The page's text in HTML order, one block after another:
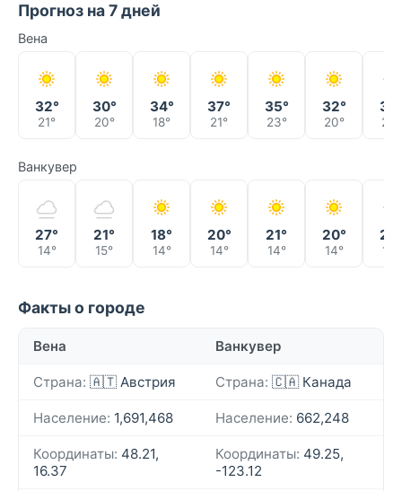
Прогноз на 7 дней
Вена
32°
21°
30°
20°
34°
18°
37°
21°
35°
23°
32°
20° 20°
Ванкувер
27°
14°
21°
15°
18°
14°
20°
14°
21°
14°
20°
14° 16°
Факты о городе
Вена Ванкувер
Страна: 🇦🇹 Австрия Страна: 🇨🇦 Канада
Население: 1,691,468 Население: 662,248
Координаты: 48.21,
16.37
Координаты: 49.25,
-123.12